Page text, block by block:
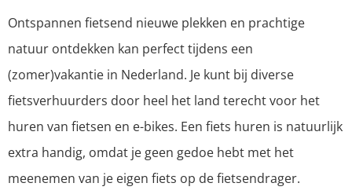
Ontspannen fietsend nieuwe plekken en prachtige
natuur ontdekken kan perfect tijdens een
(zomer)vakantie in Nederland. Je kunt bij diverse
fietsverhuurders door heel het land terecht voor het
huren van fietsen en e-bikes. Een fiets huren is natuurlijk
extra handig, omdat je geen gedoe hebt met het
meenemen van je eigen fiets op de fietsendrager.